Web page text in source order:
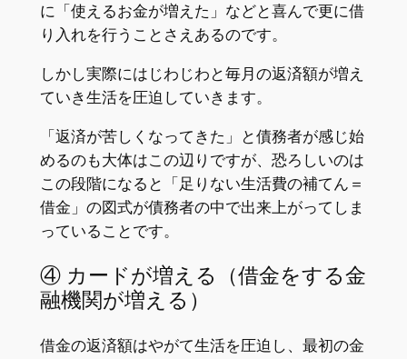
に「使えるお金が増えた」などと喜んで更に借
り入れを行うことさえあるのです。
しかし実際にはじわじわと毎月の返済額が増え
ていき生活を圧迫していきます。
「返済が苦しくなってきた」と債務者が感じ始
めるのも大体はこの辺りですが、恐ろしいのは
この段階になると「足りない生活費の補てん＝
借金」の図式が債務者の中で出来上がってしま
っていることです。
④ カードが増える（借金をする金
融機関が増える）
借金の返済額はやがて生活を圧迫し、最初の金